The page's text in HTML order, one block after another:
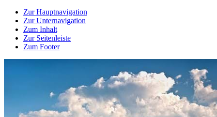
Zur Hauptnavigation
Zur Unternavigation
Zum Inhalt
Zur Seitenleiste
Zum Footer